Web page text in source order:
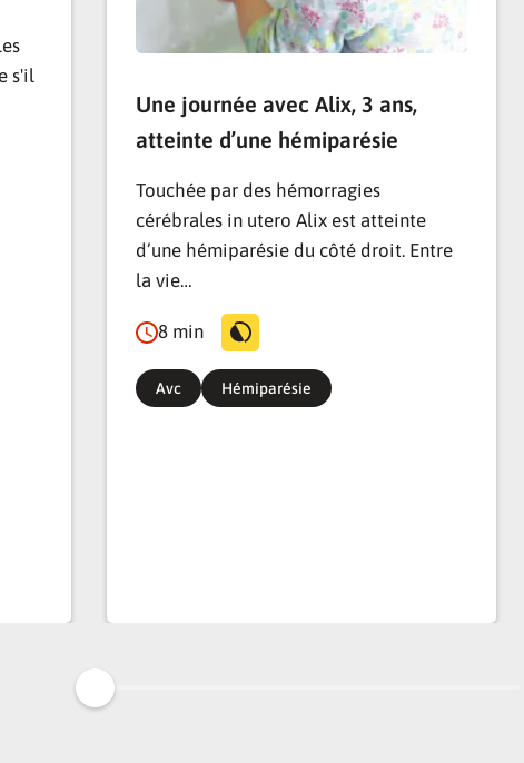
s'il
Une journée avec Alix, 3 ans,
atteinte d’une hémiparésie
Touchée par des hémorragies
cérébrales in utero Alix est atteinte
d’une hémiparésie du côté droit. Entre
la vie…
8 min
Avc Hémiparésie